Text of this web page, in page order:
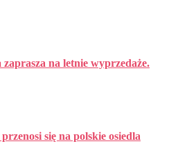
na letnie wyprzedaże.
się na polskie osiedla